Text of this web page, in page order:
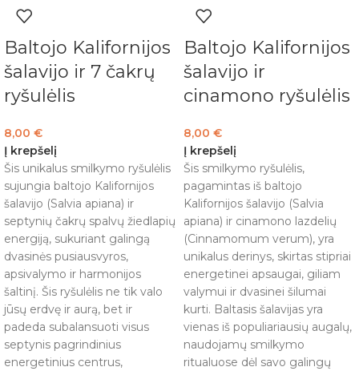
Baltojo Kalifornijos
šalavijo ir 7 čakrų
ryšulėlis
8,00 €
Į krepšelį
Šis unikalus smilkymo ryšulėlis
sujungia baltojo Kalifornijos
šalavijo (Salvia apiana) ir
septynių čakrų spalvų žiedlapių
energiją, sukuriant galingą
dvasinės pusiausvyros,
apsivalymo ir harmonijos
šaltinį. Šis ryšulėlis ne tik valo
jūsų erdvę ir aurą, bet ir
padeda subalansuoti visus
septynis pagrindinius
energetinius centrus,
Baltojo Kalifornijos
šalavijo ir
cinamono ryšulėlis
8,00 €
Į krepšelį
Šis smilkymo ryšulėlis,
pagamintas iš baltojo
Kalifornijos šalavijo (Salvia
apiana) ir cinamono lazdelių
(Cinnamomum verum), yra
unikalus derinys, skirtas stipriai
energetinei apsaugai, giliam
valymui ir dvasinei šilumai
kurti. Baltasis šalavijas yra
vienas iš populiariausių augalų,
naudojamų smilkymo
ritualuose dėl savo galingų